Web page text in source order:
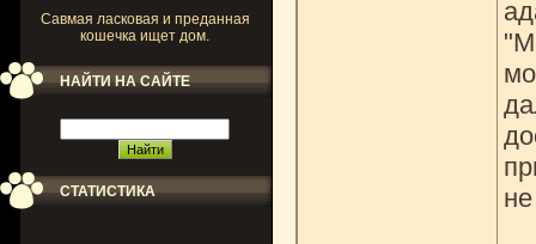
Савмая ласковая и преданная
кошечка ищет дом.
НАЙТИ НА САЙТЕ
СТАТИСТИКА